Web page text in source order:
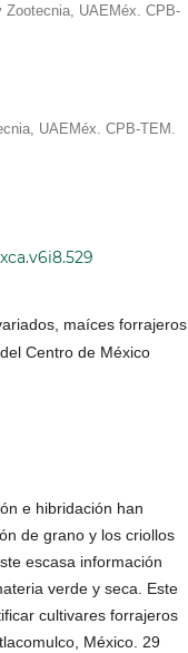
Zootecnia, UAEMéx. CPB-
UAEMéx. CPB-TEM.
maíces forrajeros
Centro de México
e hibridación han
de grano y los criollos
escasa información
verde y seca. Este
cultivares forrajeros
México. 29